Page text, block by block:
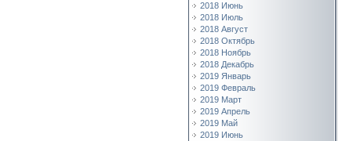
2018 Июнь
2018 Июль
2018 Август
2018 Октябрь
2018 Ноябрь
2018 Декабрь
2019 Январь
2019 Февраль
2019 Март
2019 Апрель
2019 Май
2019 Июнь